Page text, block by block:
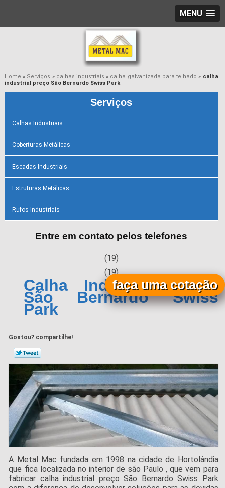
MENU
Home » Serviços » calhas industriais» calha galvanizada para telhado» calha
industrial preço São Bernardo Swiss Park
Serviços
Calhas Industriais
Coberturas Metálicas
Escadas Industriais
Estruturas Metálicas
Rufos Industriais
Entre em contato pelos telefones
(19)
(19)
Calha Industrial Preço
São Bernardo Swiss
Park
Gostou? compartilhe!
A Metal Mac fundada em 1998 na cidade de Hortolândia
que fica localizada no interior de são Paulo , que vem para
fabricar calha industrial preço São Bernardo Swiss Park
faça uma cotação